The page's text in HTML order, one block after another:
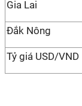
Gia Lai
Đắk Nông
Tỷ giá USD/VND